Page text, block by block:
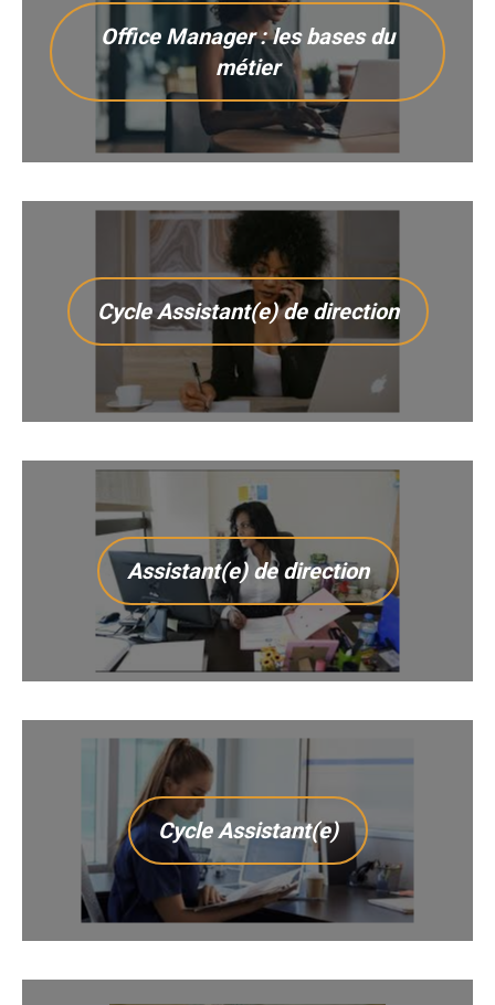
Office Manager : les bases du
métier
Cycle Assistant(e) de direction
Assistant(e) de direction
Cycle Assistant(e)